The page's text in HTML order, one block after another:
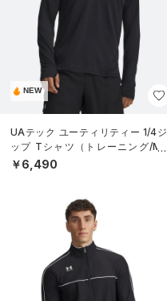
NEW
UAテック ユーティリティー 1/4ジ
ップ Tシャツ（トレーニング/ME
N）
￥6,490